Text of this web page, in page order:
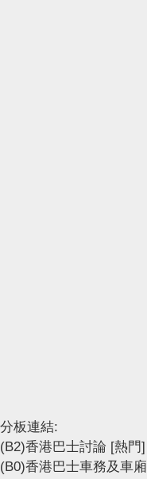
分板連結:
(B2)香港巴士討論 [熱門]
(B0)香港巴士車務及車